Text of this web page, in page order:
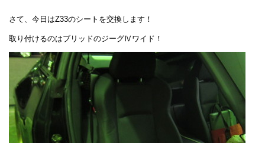
さて、今日はZ33のシートを交換します！
取り付けるのはブリッドのジーグⅣワイド！